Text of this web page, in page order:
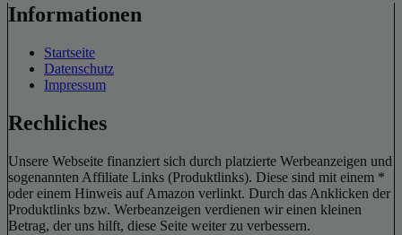
Informationen
Startseite
Datenschutz
Impressum
Rechliches
Unsere Webseite finanziert sich durch platzierte Werbeanzeigen und
sogenannten Affiliate Links (Produktlinks). Diese sind mit einem *
oder einem Hinweis auf Amazon verlinkt. Durch das Anklicken der
Produktlinks bzw. Werbeanzeigen verdienen wir einen kleinen
Betrag, der uns hilft, diese Seite weiter zu verbessern.